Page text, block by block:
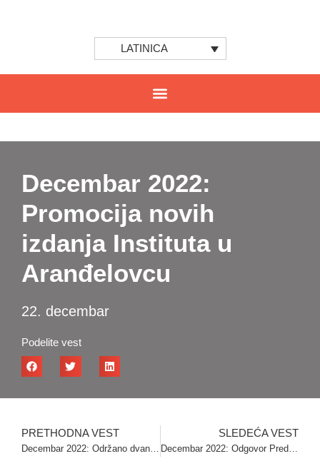
LATINICA
Decembar 2022:
Promocija novih
izdanja Instituta u
Aranđelovcu
22. decembar
Podelite vest
PRETHODNA VEST
Decembar 2022: Održano dvanaesto predavanje u okviru projekta „Ideje“
SLEDEĆA VEST
Decembar 2022: Odgovor Predraga J. Markovića Miroslavu Perišiću